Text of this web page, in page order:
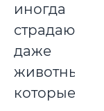
иногда
страдают
даже
животные,
которые